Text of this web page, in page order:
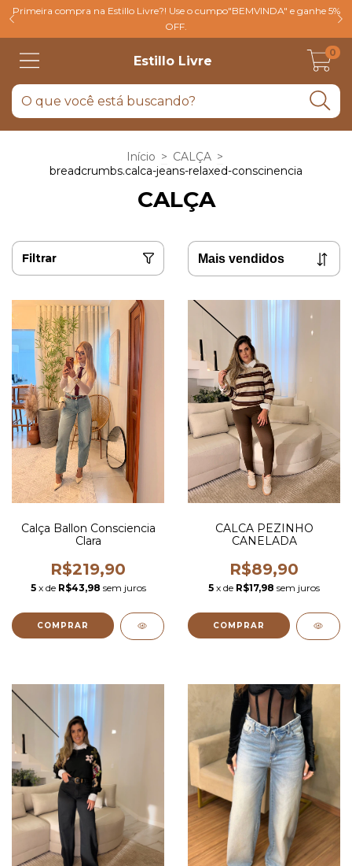
Primeira compra na Estillo Livre?! Use o cumpo"BEMVINDA" e ganhe 5%
OFF.
Estillo Livre
0
Início > CALÇA >
breadcrumbs.calca-jeans-relaxed-conscinencia
CALÇA
Filtrar
Calça Ballon Consciencia
Clara
R$219,90
5 x de R$43,98 sem juros
COMPRAR
CALCA PEZINHO
CANELADA
R$89,90
5 x de R$17,98 sem juros
COMPRAR